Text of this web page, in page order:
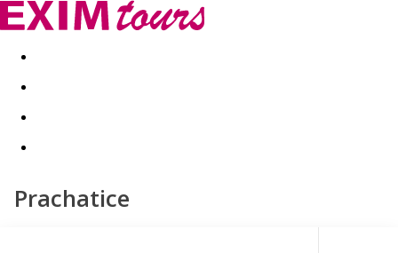
Akční nabídky Last minute
Prachatice